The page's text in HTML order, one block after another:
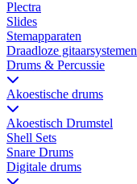
Plectra
Slides
Stemapparaten
Draadloze gitaarsystemen
Drums & Percussie
Akoestische drums
Akoestisch Drumstel
Shell Sets
Snare Drums
Digitale drums